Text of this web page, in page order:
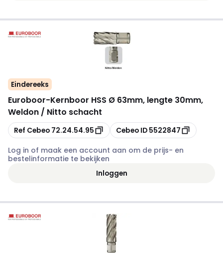
Eindereeks
Euroboor-Kernboor HSS Ø 63mm, lengte 30mm,
Weldon / Nitto schacht
Kopiëren
Ref Cebeo 72.24.54.95 Kopiëren
Cebeo ID 5522847
Log in of maak een account aan om de prijs- en
bestelinformatie te bekijken
Inloggen